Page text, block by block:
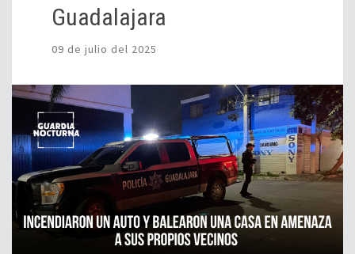
Guadalajara
09 de julio del 2025